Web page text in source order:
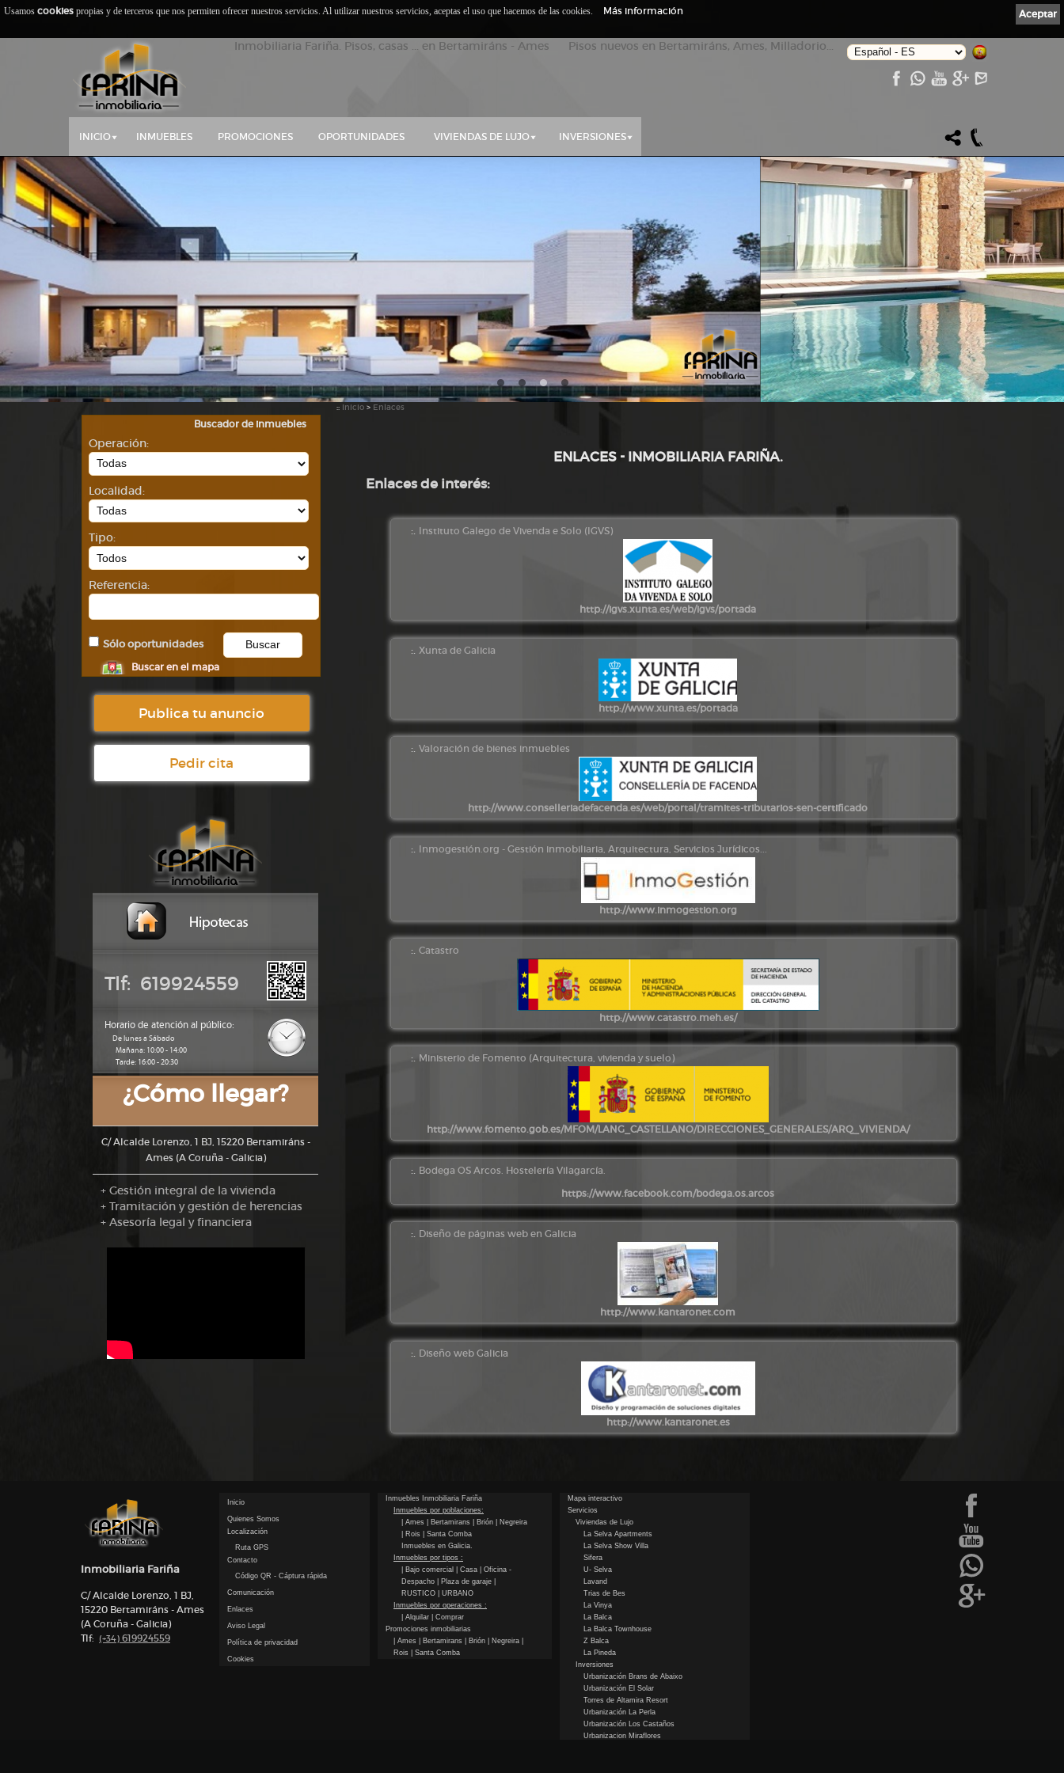
Inmobiliaria Fariña. Pisos, casas ... en Bertamiráns - Ames Pisos nuevos en Bertamiráns, Ames, Milladorio...
INICIO INMUEBLES PROMOCIONES OPORTUNIDADES VIVIENDAS DE LUJO INVERSIONES
Buscador de inmuebles
Operación:
Localidad:
Tipo:
Referencia:
Sólo oportunidades
Buscar en el mapa
Publica tu anuncio
Pedir cita
Tlf: 619924559
Horario de atención al público:
De lunes a Sábado
Mañana: 10:00 - 14:00
Tarde: 16:00 - 20:30
¿Cómo llegar?
C/ Alcalde Lorenzo, 1 BJ, 15220 Bertamiráns -
Ames (A Coruña - Galicia)
+ Gestión integral de la vivienda
+ Tramitación y gestión de herencias
+ Asesoría legal y financiera
:: Inicio > Enlaces
ENLACES - INMOBILIARIA FARIÑA.
Enlaces de interés:
:. Instituto Galego de Vivenda e Solo (IGVS)
http://igvs.xunta.es/web/igvs/portada
:.Xunta de Galicia
http://www.xunta.es/portada
:.Valoración de bienes inmuebles
http://www.conselleriadefacenda.es/web/portal/tramites-tributarios-sen-certificado
:. Inmogestión.org - Gestión inmobiliaria, Arquitectura, Servicios Jurídicos...
http://www.inmogestion.org
:.Catastro
http://www.catastro.meh.es/
:. Ministerio de Fomento (Arquitectura, vivienda y suelo)
http://www.fomento.gob.es/MFOM/LANG_CASTELLANO/DIRECCIONES_GENERALES/ARQ_VIVIENDA/
:. Bodega OS Arcos. Hostelería Vilagarcía.
https://www.facebook.com/bodega.os.arcos
:. Diseño de páginas web en Galicia
http://www.kantaronet.com
:. Diseño web Galicia
http://www.kantaronet.es
Inmobiliaria Fariña
C/ Alcalde Lorenzo, 1 BJ,
15220 Bertamiráns - Ames
(A Coruña - Galicia)
Tlf: (+34) 619924559
Inicio
Quienes Somos
Localización
Ruta GPS
Contacto
Código QR - Cáptura rápida
Comunicación
Enlaces
Aviso Legal
Política de privacidad
Cookies
Inmuebles Inmobiliaria Fariña
Inmuebles por poblaciones:
| Ames
| Bertamirans | Brión
| Negreira
| Rois
| Santa Comba
Inmuebles en Galicia.
Inmuebles por tipos :
| Bajo comercial
| Casa
| Oficina -
Despacho
| Plaza de garaje
RUSTICO
| URBANO
Inmuebles por operaciones :
| Alquilar
| Comprar
Promociones inmobiliarias
| Ames
| Bertamirans | Brión | Negreira
Rois
| Santa Comba
Mapa interactivo
Servicios
Viviendas de Lujo
La Selva Apartments
La Selva Show Villa
Sifera
U- Selva
Lavand
Trias de Bes
La Vinya
La Balca
La Balca Townhouse
Z Balca
La Pineda
Inversiones
Urbanización Brans de Abaixo
Urbanización El Solar
Torres de Altamira Resort
Urbanización La Perla
Urbanización Los Castaños
Urbanizacion Miraflores
Aceptar
Usamos cookies propias y de terceros que nos permiten ofrecer nuestros servicios. Al utilizar nuestros servicios, aceptas el uso que hacemos de las cookies. Más información